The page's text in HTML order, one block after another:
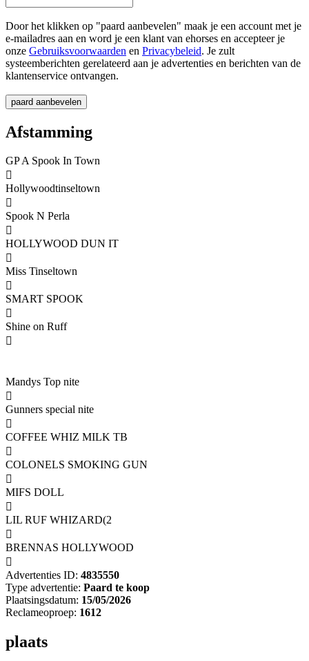
Door het klikken op "paard aanbevelen" maak je een account met je
e-mailadres aan en word je een klant van ehorses en accepteer je
onze Gebruiksvoorwaarden en Privacybeleid. Je zult
systeemberichten gerelateerd aan je advertenties en berichten van de
klantenservice ontvangen.
Afstamming
GP A Spook In Town

Hollywoodtinseltown

Spook N Perla

HOLLYWOOD DUN IT

Miss Tinseltown

SMART SPOOK

Shine on Ruff

Mandys Top nite

Gunners special nite

COFFEE WHIZ MILK TB

COLONELS SMOKING GUN

MIFS DOLL

LIL RUF WHIZARD(2

BRENNAS HOLLYWOOD

Advertenties ID: 4835550
Type advertentie: Paard te koop
Plaatsingsdatum: 15/05/2026
Reclameoproep: 1612
plaats